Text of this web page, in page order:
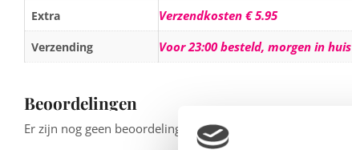
Extra Verzendkosten € 5.95
Verzending Voor 23:00 besteld, morgen in huis
Beoordelingen
Er zijn nog geen beoordelingen.